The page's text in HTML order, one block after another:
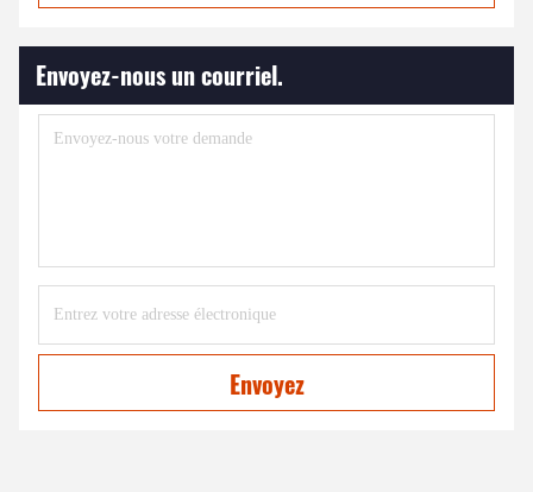
Envoyez-nous un courriel.
Envoyez